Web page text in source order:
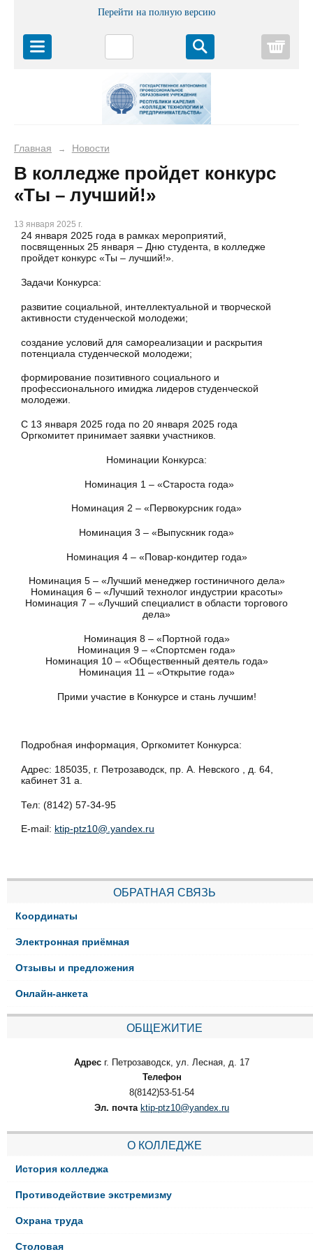
Перейти на полную версию
Главная → Новости
В колледже пройдет конкурс
«Ты – лучший!»
13 января 2025 г.
24 января 2025 года в рамках мероприятий,
посвященных 25 января – Дню студента, в колледже
пройдет конкурс «Ты – лучший!».
Задачи Конкурса:
развитие социальной, интеллектуальной и творческой
активности студенческой молодежи;
создание условий для самореализации и раскрытия
потенциала студенческой молодежи;
формирование позитивного социального и
профессионального имиджа лидеров студенческой
молодежи.
С 13 января 2025 года по 20 января 2025 года
Оргкомитет принимает заявки участников.
Номинации Конкурса:
Номинация 1 – «Староста года»
Номинация 2 – «Первокурсник года»
Номинация 3 – «Выпускник года»
Номинация 4 – «Повар-кондитер года»
Номинация 5 – «Лучший менеджер гостиничного дела»
Номинация 6 – «Лучший технолог индустрии красоты»
Номинация 7 – «Лучший специалист в области торгового
дела»
Номинация 8 – «Портной года»
Номинация 9 – «Спортсмен года»
Номинация 10 – «Общественный деятель года»
Номинация 11 – «Открытие года»
Прими участие в Конкурсе и стань лучшим!
Подробная информация, Оргкомитет Конкурса:
Адрес: 185035, г. Петрозаводск, пр. А. Невского , д. 64,
кабинет 31 а.
Тел: (8142) 57-34-95
Е-mail: ktip-ptz10@.yandex.ru
ОБРАТНАЯ СВЯЗЬ
Координаты
Электронная приёмная
Отзывы и предложения
Онлайн-анкета
ОБЩЕЖИТИЕ
Адрес г. Петрозаводск, ул. Лесная, д. 17
Телефон
8(8142)53-51-54
Эл. почта ktip-ptz10@yandex.ru
О КОЛЛЕДЖЕ
История колледжа
Противодействие экстремизму
Охрана труда
Столовая